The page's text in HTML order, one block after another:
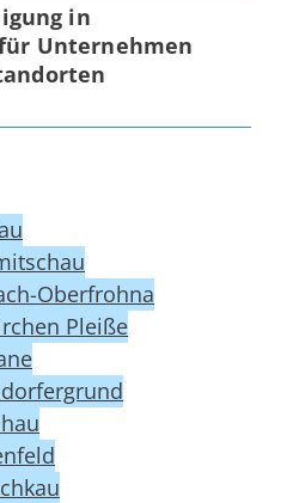
in
Unternehmen
Oberfrohna
Pleiße